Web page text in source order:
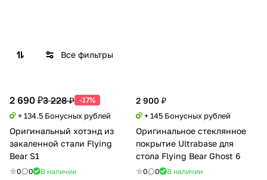
Все фильтры
2 690 ₽3 228 ₽ -17%
+ 134.5 Бонусных рублей
Оригинальный хотэнд из
закаленной стали Flying
Bear S1
0 0 В наличии
2 900 ₽
+ 145 Бонусных рублей
Оригинальное стеклянное
покрытие Ultrabase для
стола Flying Bear Ghost 6
0 0 В наличии